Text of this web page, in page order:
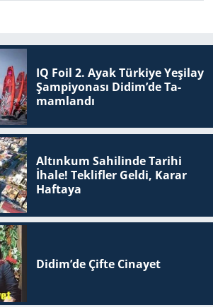
IQ Foil 2. Ayak Tür­ki­ye Ye­şi­lay
Şam­pi­yo­na­sı Didim’de Ta­
mam­lan­dı
Altınkum Sahilinde Tarihi
İhale! Teklifler Geldi, Karar
Haftaya
Didim’de Çifte Ci­na­yet